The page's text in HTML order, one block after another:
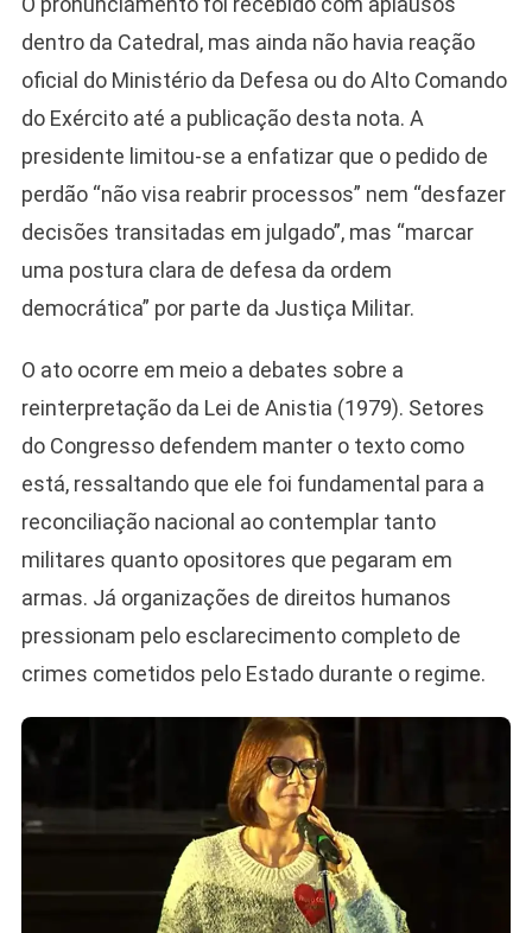
dentro da Catedral, mas ainda não havia reação
oficial do Ministério da Defesa ou do Alto Comando
do Exército até a publicação desta nota. A
presidente limitou-se a enfatizar que o pedido de
perdão “não visa reabrir processos” nem “desfazer
decisões transitadas em julgado”, mas “marcar
uma postura clara de defesa da ordem
democrática” por parte da Justiça Militar.
O ato ocorre em meio a debates sobre a
reinterpretação da Lei de Anistia (1979). Setores
do Congresso defendem manter o texto como
está, ressaltando que ele foi fundamental para a
reconciliação nacional ao contemplar tanto
militares quanto opositores que pegaram em
armas. Já organizações de direitos humanos
pressionam pelo esclarecimento completo de
crimes cometidos pelo Estado durante o regime.